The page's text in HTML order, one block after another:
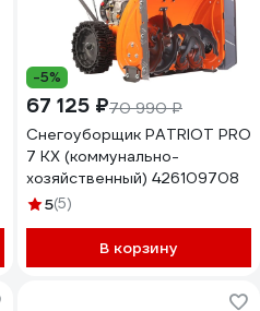
-5%
67 125 ₽70 990 ₽
Снегоуборщик PATRIOT PRO
7 KX (коммунально-
хозяйственный) 426109708
5(5)
В корзину